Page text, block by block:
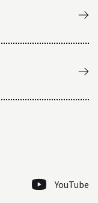
YouTube